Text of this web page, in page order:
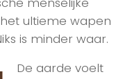
ultieme wapen
is minder waar.
De aarde voelt